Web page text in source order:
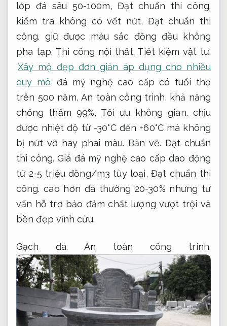
lớp đá sâu 50-100m,Đạt chuẩn thi công.
kiểm tra không có vết nứt, Đạt chuẩn thi
công. giữ được màu sắc đồng đều không
pha tạp. Thi công nội thất. Tiết kiệm vật tư.
Xây mộ đẹp đơn giản áp dụng cho nhiều
quy mô
đá mỹ nghệ cao cấp có tuổi thọ
trên 500 năm,An toàn công trình. khả năng
chống thấm 99%, Tối ưu không gian. chịu
được nhiệt độ từ -30°C đến +60°C mà không
bị nứt vỡ hay phai màu. Bản vẽ. Đạt chuẩn
thi công. Giá đá mỹ nghệ cao cấp dao động
từ 2-5 triệu đồng/m3 tùy loại,Đạt chuẩn thi
công. cao hơn đá thường 20-30% nhưng tư
vấn hỗ trợ bảo đảm chất lượng vượt trội và
bền đẹp vĩnh cửu.
Gạch đá. An toàn công trình.